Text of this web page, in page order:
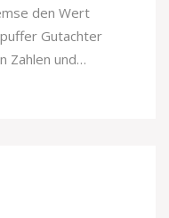
den Wert
Gutachter
Zahlen und